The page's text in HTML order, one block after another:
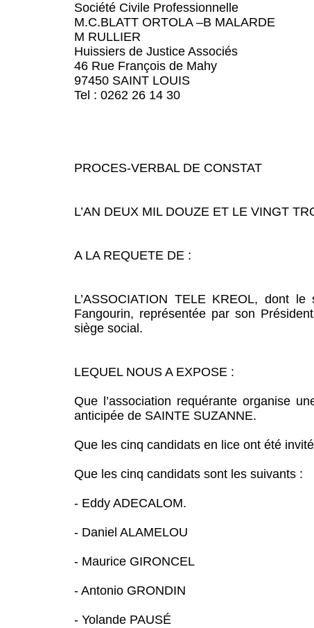
Société Civile Professionnelle
M.C.BLATT ORTOLA –B MALARDE
M RULLIER
Huissiers de Justice Associés
46 Rue François de Mahy
97450 SAINT LOUIS
Tel : 0262 26 14 30
PROCES-VERBAL DE CONSTAT
L’AN DEUX MIL DOUZE ET LE VINGT
A LA REQUETE DE :
L’ASSOCIATION TELE KREOL, dont
Fangourin, représentée par son
siège social.
LEQUEL NOUS A EXPOSE :
Que l’association requérante organise
anticipée de SAINTE SUZANNE.
Que les cinq candidats en lice ont été
Que les cinq candidats sont les suivants :
- Eddy ADECALOM.
- Daniel ALAMELOU
- Maurice GIRONCEL
- Antonio GRONDIN
- Yolande PAUSÉ